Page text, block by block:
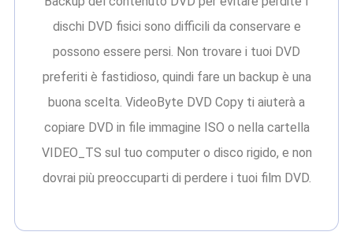
dischi DVD fisici sono difficili da conservare e
possono essere persi. Non trovare i tuoi DVD
preferiti è fastidioso, quindi fare un backup è una
buona scelta. VideoByte DVD Copy ti aiuterà a
copiare DVD in file immagine ISO o nella cartella
VIDEO_TS sul tuo computer o disco rigido, e non
dovrai più preoccuparti di perdere i tuoi film DVD.